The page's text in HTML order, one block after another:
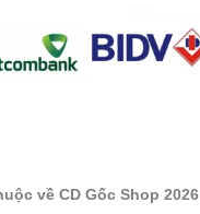
về CD Gốc Shop 2026